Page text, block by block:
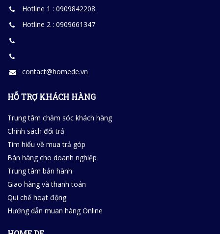
Hotline 1 : 0909842208
Hotline 2 : 0909661347
contact@homede.vn
HỖ TRỢ KHÁCH HÀNG
Trung tâm chăm sóc khách hàng
Chính sách đổi trả
Tìm hiểu về mua trả góp
Bán hàng cho doanh nghiệp
Trung tâm bản hành
Giao hàng và thanh toán
Qui chế hoạt động
Hướng dẫn muan hàng Online